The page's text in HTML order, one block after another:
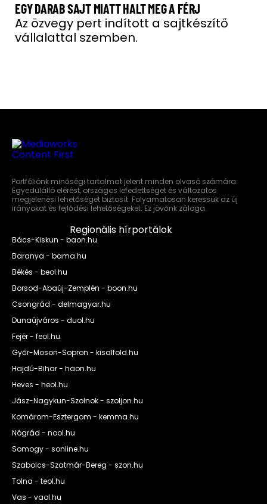
EGY DARAB SAJT MIATT HALT MEG A FÉRJ
Az özvegy pert indított a sajtkészítő
vállalattal szemben.
Portfóliónk minőségi tartalmat jelent minden olvasó számára.
Egyedülálló elérést, országos lefedettséget és változatos
megjelenési lehetőséget biztosít. Folyamatosan keressük az új
irányokat és fejlődési lehetőségeket. Ez jövőnk záloga.
Regionális hírportálok
Bács-Kiskun - baon.hu
Baranya - bama.hu
Békés - beol.hu
Borsod-Abaúj-Zemplén - boon.hu
Csongrád - delmagyar.hu
Dunaújváros - duol.hu
Fejér - feol.hu
Győr-Moson-Sopron - kisalfold.hu
Hajdú-Bihar - haon.hu
Heves - heol.hu
Jász-Nagykun-Szolnok - szoljon.hu
Komárom-Esztergom - kemma.hu
Nógrád - nool.hu
Somogy - sonline.hu
Szabolcs-Szatmár-Bereg - szon.hu
Tolna - teol.hu
Vas - vaol.hu